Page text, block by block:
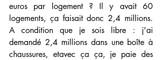
euros par logement ? Il y avait 60
logements, ça faisait donc 2,4 millions.
A condition que je sois libre : j'ai
demandé 2,4 millions dans une boîte à
chaussures, etavec ça ça, je paie des